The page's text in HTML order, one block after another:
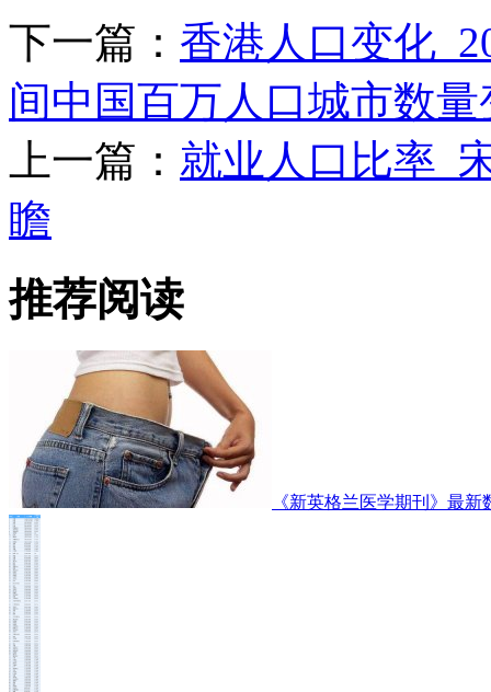
下一篇： 香港人口变化
间中国百万人口城市数量
上一篇： 就业人口比率_
瞻
推荐阅读
《新英格兰医学期刊》最